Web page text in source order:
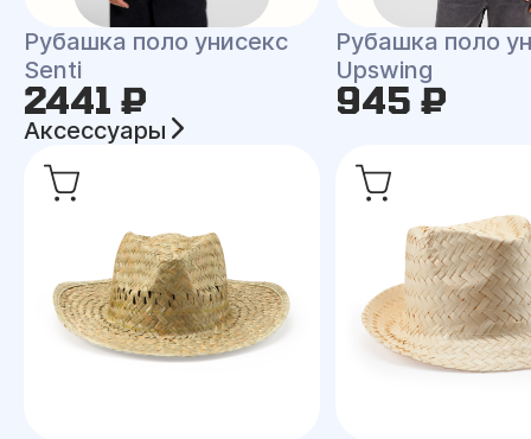
Рубашка поло унисекс
Senti
2441 ₽
Рубашка поло
Upswing
945 ₽
Аксессуары